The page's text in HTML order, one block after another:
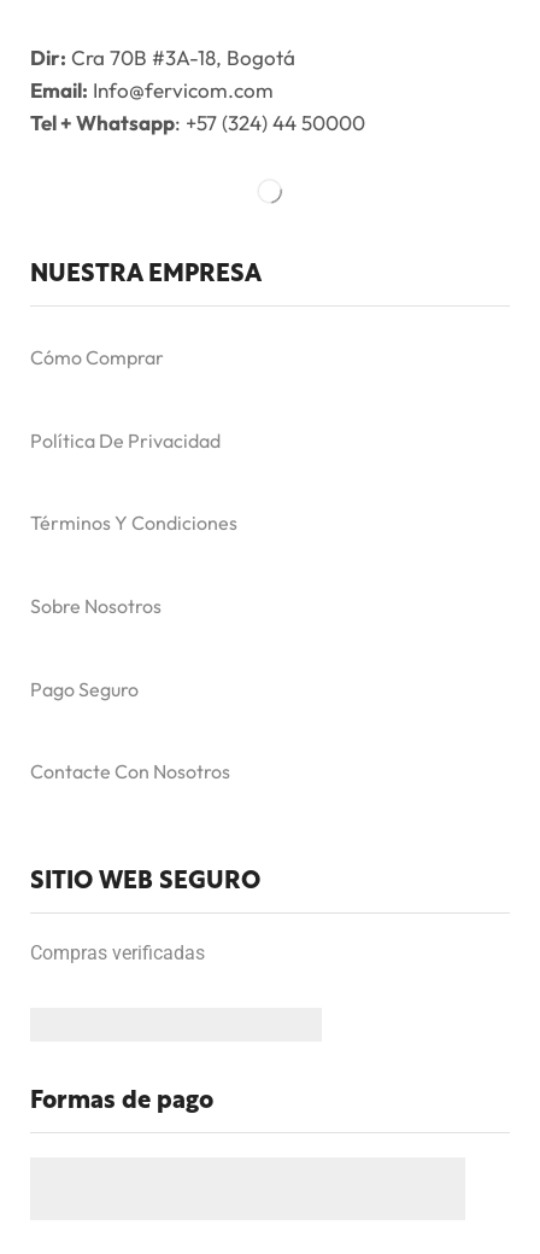
Dir: Cra 70B #3A-18, Bogotá
Email: Info@fervicom.com
Tel + Whatsapp: +57 (324) 44 50000
NUESTRA EMPRESA
Cómo Comprar
Política De Privacidad
Términos Y Condiciones
Sobre Nosotros
Pago Seguro
Contacte Con Nosotros
SITIO WEB SEGURO
Compras verificadas
Formas de pago